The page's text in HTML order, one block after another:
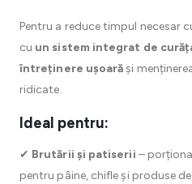
Pentru a reduce timpul necesar
cu un sistem integrat de
întreținere ușoară și
ridicate.
Ideal pentru:
✔ Brutării și patiserii –
pentru pâine, chifle și produse